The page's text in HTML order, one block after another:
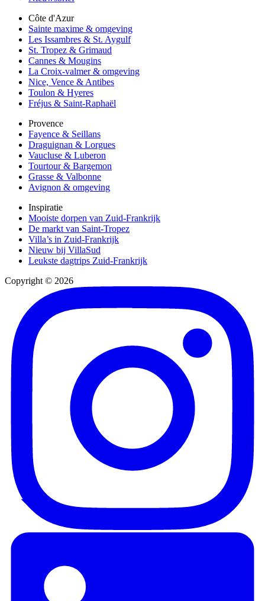
Côte d'Azur
Sainte maxime & omgeving
Les Issambres & St. Aygulf
St. Tropez & Grimaud
Cannes & Mougins
La Croix-valmer & omgeving
Nice, Vence & Antibes
Toulon & Hyeres
Fréjus & Saint-Raphaël
Provence
Fayence & Seillans
Draguignan & Lorgues
Vaucluse & Luberon
Tourtour & Bargemon
Grasse & Valbonne
Avignon & omgeving
Inspiratie
Mooiste dorpen van Zuid-Frankrijk
De markt van Saint-Tropez
Villa’s in Zuid-Frankrijk
Nieuw bij VillaSud
Leukste dagtrips Zuid-Frankrijk
Copyright © 2026